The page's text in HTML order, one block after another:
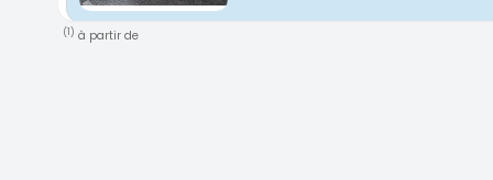
(1) à partir de